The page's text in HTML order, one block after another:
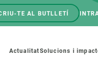
TE AL BUTLLETÍ
Menú
ActualitatSolucions i